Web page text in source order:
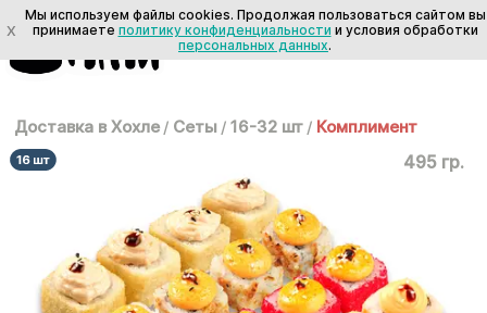
Доставка в Хохле / Сеты / 16-32 шт / Комплимент
495 гр.
X
Мы используем файлы cookies. Продолжая пользоваться сайтом вы
принимаете политику конфиденциальности и условия обработки
персональных данных.